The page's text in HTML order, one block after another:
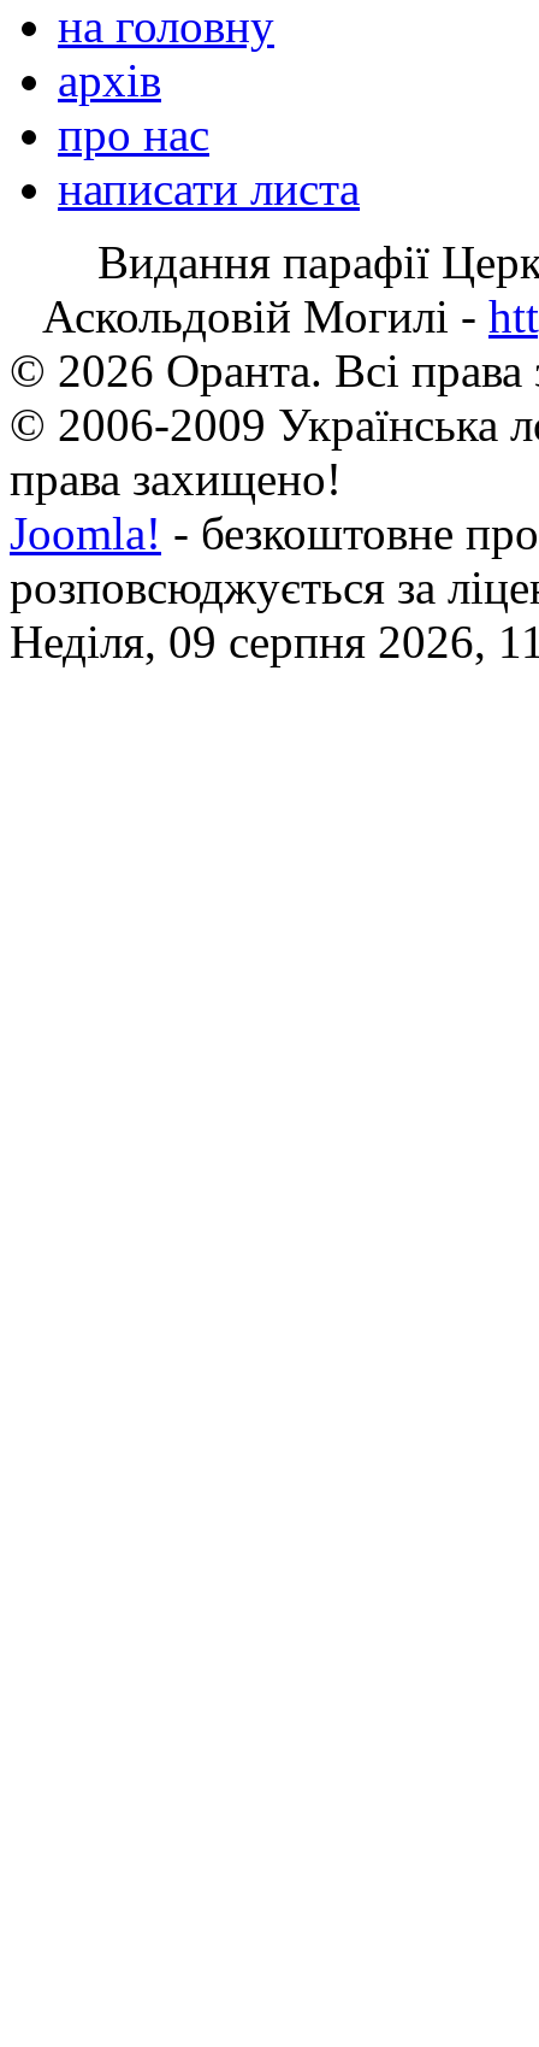
на головну
архів
про нас
написати листа
Видання парафії
Аскольдовій Могилі -
© 2026 Оранта. Всі
© 2006-2009 Українська
права захищено!
Joomla! - безкоштовне
розповсюджується за
Неділя, 09 серпня 2026,